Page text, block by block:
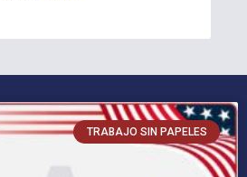
TRABAJO SIN PAPELES